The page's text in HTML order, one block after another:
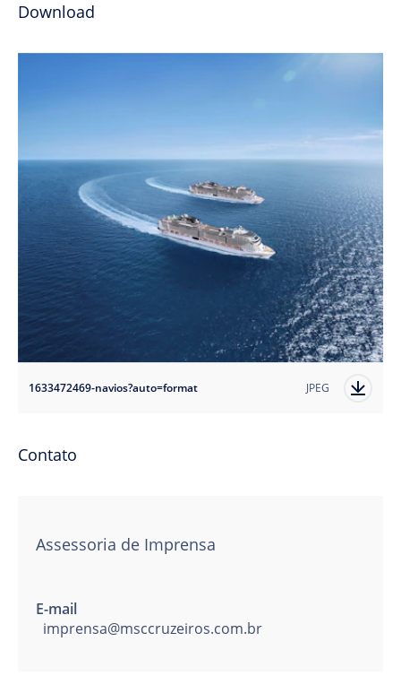
Download
1633472469-navios?auto=format JPEG
Contato
Assessoria de Imprensa
E-mail
imprensa@msccruzeiros.com.br